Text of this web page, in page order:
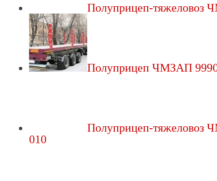
Полуприцеп-
Полуприцеп ЧМЗАП
Полуприцеп-тяжеловоз
010